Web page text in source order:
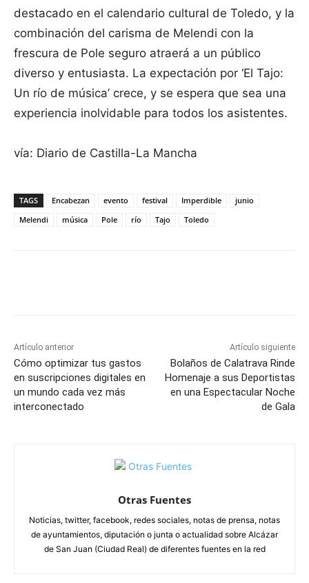
destacado en el calendario cultural de Toledo, y la
combinación del carisma de Melendi con la
frescura de Pole seguro atraerá a un público
diverso y entusiasta. La expectación por ‘El Tajo:
Un río de música’ crece, y se espera que sea una
experiencia inolvidable para todos los asistentes.
vía: Diario de Castilla-La Mancha
TAGS Encabezan evento festival Imperdible
junio
Melendi
música Pole río Tajo Toledo
Artículo anterior
Cómo optimizar tus gastos
en suscripciones digitales en
un mundo cada vez más
interconectado
Artículo siguiente
Bolaños de Calatrava Rinde
Homenaje a sus Deportistas
en una Espectacular Noche
de Gala
Otras Fuentes
Noticias, twitter, facebook, redes sociales, notas de prensa, notas
de ayuntamientos, diputación o junta o actualidad sobre Alcázar
de San Juan (Ciudad Real) de diferentes fuentes en la red